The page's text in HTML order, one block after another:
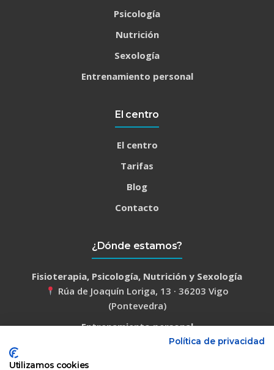
Psicología
Nutrición
Sexología
Entrenamiento personal
El centro
El centro
Tarifas
Blog
Contacto
¿Dónde estamos?
Fisioterapia, Psicología, Nutrición y Sexología
Rúa de Joaquín Loriga, 13 · 36203 Vigo
(Pontevedra)
Entrenamiento personal
Calle de Alfonso XIII, 12 · 36201 Vigo
Política de privacidad
Utilizamos cookies